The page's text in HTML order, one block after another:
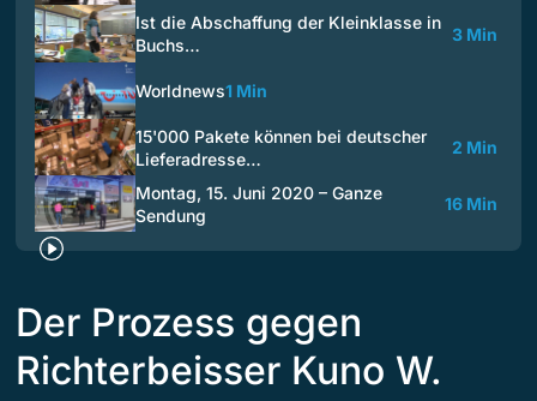
Ist die Abschaffung der Kleinklasse in
Buchs…
3 Min
Worldnews1 Min
15'000 Pakete können bei deutscher
Lieferadresse…
2 Min
Montag, 15. Juni 2020 – Ganze
Sendung
16 Min
Der Prozess gegen
Richterbeisser Kuno W.